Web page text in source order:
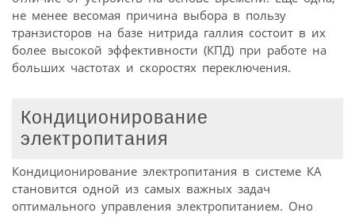
не менее весомая причина выбора в пользу
транзисторов на базе нитрида галлия состоит в их
более высокой эффективности (КПД) при работе на
больших частотах и скоростях переключения.
Кондиционирование
электропитания
Кондиционирование электропитания в системе КА
становится одной из самых важных задач
оптимального управления электро­питанием. Оно